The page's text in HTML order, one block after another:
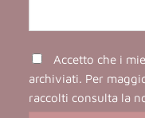
Accetto che i
archiviati. Per
raccolti consulta la